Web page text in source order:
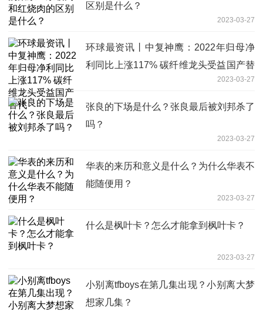
区别是什么？
2023-03-27
环球最资讯丨中复神鹰：2022年归母净
利同比上涨117% 碳纤维龙头受益国产替
2023-03-27
张良的下场是什么？张良最后被刘邦杀了
吗？
2023-03-27
华表的来历和意义是什么？为什么华表不
能随便用？
2023-03-27
什么是枫叶卡？怎么才能拿到枫叶卡？
2023-03-27
小别离tfboys在第几集出现？小别离大梦
想家几集？